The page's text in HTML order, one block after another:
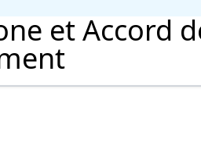
et Accord